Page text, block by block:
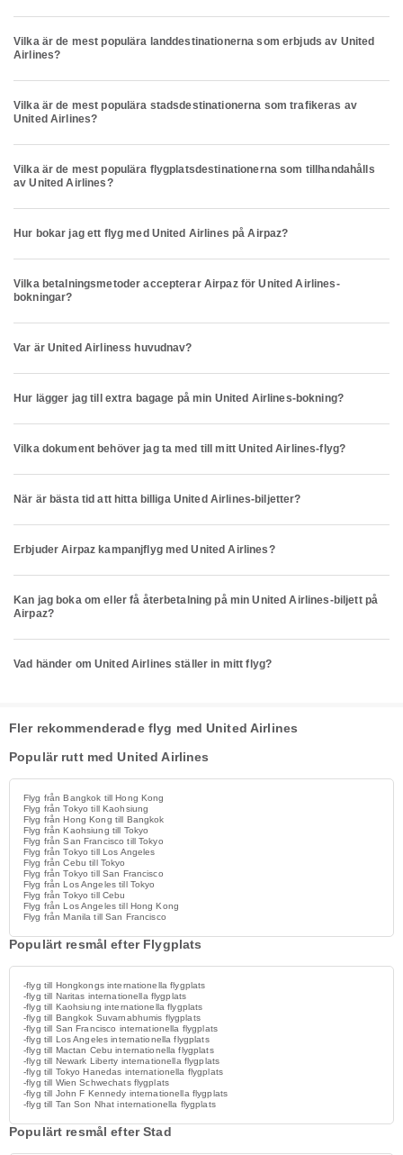
Vilka är de mest populära landdestinationerna som erbjuds av United
Airlines?
Vilka är de mest populära stadsdestinationerna som trafikeras av
United Airlines?
Vilka är de mest populära flygplatsdestinationerna som tillhandahålls
av United Airlines?
Hur bokar jag ett flyg med United Airlines på Airpaz?
Vilka betalningsmetoder accepterar Airpaz för United Airlines-
bokningar?
Var är United Airliness huvudnav?
Hur lägger jag till extra bagage på min United Airlines-bokning?
Vilka dokument behöver jag ta med till mitt United Airlines-flyg?
När är bästa tid att hitta billiga United Airlines-biljetter?
Erbjuder Airpaz kampanjflyg med United Airlines?
Kan jag boka om eller få återbetalning på min United Airlines-biljett på
Airpaz?
Vad händer om United Airlines ställer in mitt flyg?
Fler rekommenderade flyg med United Airlines
Populär rutt med United Airlines
Flyg från Bangkok till Hong Kong
Flyg från Tokyo till Kaohsiung
Flyg från Hong Kong till Bangkok
Flyg från Kaohsiung till Tokyo
Flyg från San Francisco till Tokyo
Flyg från Tokyo till Los Angeles
Flyg från Cebu till Tokyo
Flyg från Tokyo till San Francisco
Flyg från Los Angeles till Tokyo
Flyg från Tokyo till Cebu
Flyg från Los Angeles till Hong Kong
Flyg från Manila till San Francisco
Populärt resmål efter Flygplats
-flyg till Hongkongs internationella flygplats
-flyg till Naritas internationella flygplats
-flyg till Kaohsiung internationella flygplats
-flyg till Bangkok Suvarnabhumis flygplats
-flyg till San Francisco internationella flygplats
-flyg till Los Angeles internationella flygplats
-flyg till Mactan Cebu internationella flygplats
-flyg till Newark Liberty internationella flygplats
-flyg till Tokyo Hanedas internationella flygplats
-flyg till Wien Schwechats flygplats
-flyg till John F Kennedy internationella flygplats
-flyg till Tan Son Nhat internationella flygplats
Populärt resmål efter Stad